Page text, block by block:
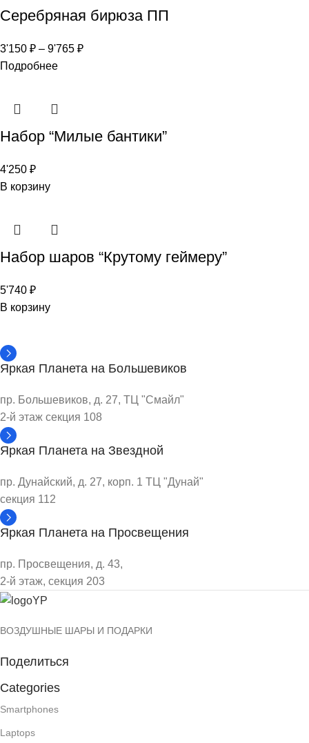
Серебряная бирюза ПП
3'150 ₽ – 9'765 ₽
Подробнее
Набор “Милые бантики”
4'250 ₽
В корзину
Набор шаров “Крутому геймеру”
5'740 ₽
В корзину
Яркая Планета на Большевиков
пр. Большевиков, д. 27, ТЦ "Смайл"
2-й этаж секция 108
Яркая Планета на Звездной
пр. Дунайский, д. 27, корп. 1 ТЦ "Дунай"
секция 112
Яркая Планета на Просвещения
пр. Просвещения, д. 43,
2-й этаж, секция 203
ВОЗДУШНЫЕ ШАРЫ И ПОДАРКИ
Поделиться
Categories
Smartphones
Laptops